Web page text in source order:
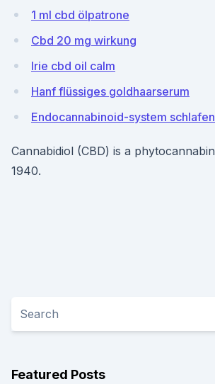
1 ml cbd ölpatrone
Cbd 20 mg wirkung
Irie cbd oil calm
Hanf flüssiges goldhaarserum
Endocannabinoid-system schlafen
Cannabidiol (CBD) is a
1940.
Featured Posts